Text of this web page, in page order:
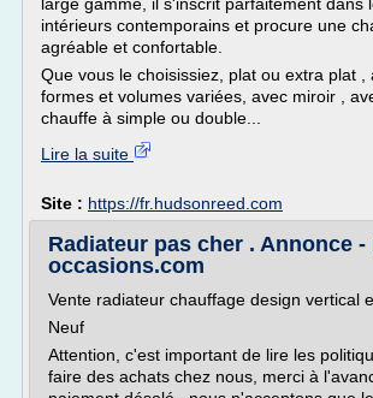
intérieurs contemporains et procure une
agréable et confortable.
Que vous le choisissiez, plat ou extra plat ,
formes et volumes variées, avec miroir ,
chauffe à simple ou double...
Lire la suite
Site : https://fr.hudsonreed.com
Radiateur pas cher . Annonce -
occasions.com
Vente radiateur chauffage design vertical
Neuf
Attention, c'est important de lire les
faire des achats chez nous, merci à